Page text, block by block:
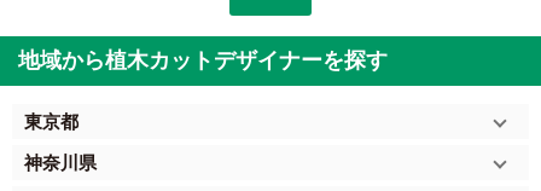
地域から植木カットデザイナーを探す
東京都
神奈川県